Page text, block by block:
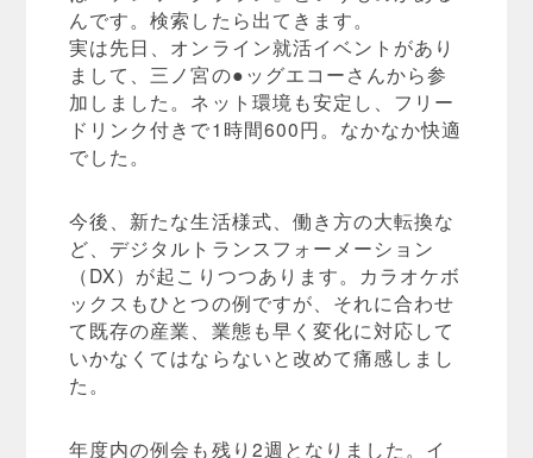
んです。検索したら出てきます。
実は先日、オンライン就活イベントがあり
まして、三ノ宮の●ッグエコーさんから参
加しました。ネット環境も安定し、フリー
ドリンク付きで1時間600円。なかなか快適
でした。
今後、新たな生活様式、働き方の大転換な
ど、デジタルトランスフォーメーション
（DX）が起こりつつあります。カラオケボ
ックスもひとつの例ですが、それに合わせ
て既存の産業、業態も早く変化に対応して
いかなくてはならないと改めて痛感しまし
た。
年度内の例会も残り2週となりました。イ